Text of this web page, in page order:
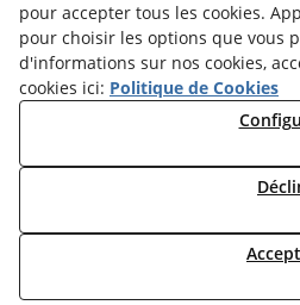
© 08/2026 LAMUSA
réservés.
pour accepter tous les cookies.
pour choisir les options que vous
d'informations sur nos cookies,
cookies ici: Politique de Cookies